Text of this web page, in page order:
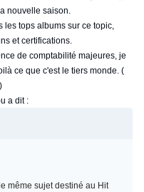
nouvelle saison.
les tops albums sur ce topic,
et certifications.
de comptabilité majeures, je
ce que c'est le tiers monde. (
a dit :
même sujet destiné au Hit